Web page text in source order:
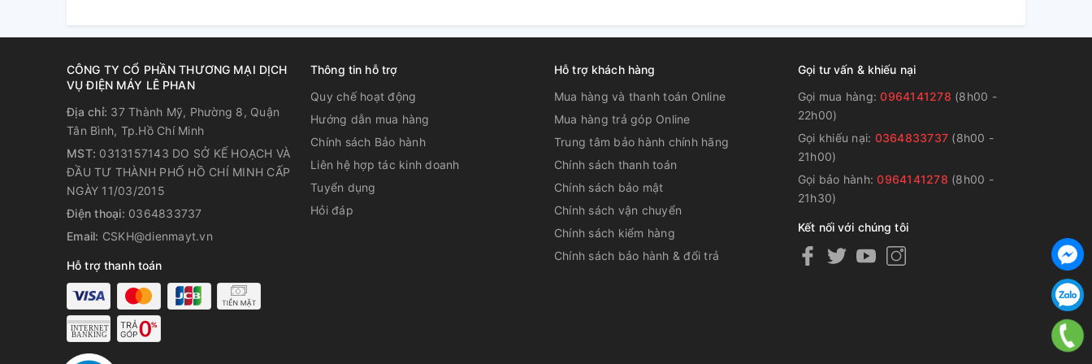
Máy nén của Daikin được phát triển và sản xuất chính hãng có thể tiết kiệm 30% điện năng so
với model không inverter.
Chống Ăn Mòn Và Mưa Axit
Cánh tản nhiệt chống ăn mòn theo tiêu chuẩn JRA9002 của Hiệp hội ngành Điều hòa không khí
và điện lạnh Nhật Bản. Bề mặt được phủ một lớp nhựa acrylic mỏng để gia tăng khả năng chống
chịu của cánh tản nhiệt đối với mưa axit và ăn mòn do muối. Bản mạch chính là bộ não của máy
điều hòa, được bảo vệ bằng một lớp phủ chống ẩm. Tất cả thanh kim loại, bao gồm khung đáy,
đều được phủ chống ăn mòn. Ngoài ra, Dàn nóng Daikin sử dụng ốc và tán chống ăn mòn, đã
vượt qua Phương pháp thử nghiệm ăn mòn dành cho vật liệu ô tô JASOM609.
Hoạt Động Trong Điều Kiện Áp Biến Động Quá Cao Hoặc Quá Thấp Mà
Không Xảy Ra Sự Cố
CÔNG TY CỔ PHẦN THƯƠNG MẠI DỊCH
VỤ ĐIỆN MÁY LÊ PHAN
Địa chỉ: 37 Thành Mỹ, Phường 8, Quận
Tân Bình, Tp.Hồ Chí Minh
MST: 0313157143 DO SỞ KẾ HOẠCH VÀ
ĐẦU TƯ THÀNH PHỐ HỒ CHÍ MINH CẤP
NGÀY 11/03/2015
Điện thoại: 0364833737
Email: CSKH@dienmayt.vn
Hỗ trợ thanh toán
Thông tin hỗ trợ
Quy chế hoạt động
Hướng dẫn mua hàng
Chính sách Bảo hành
Liên hệ hợp tác kinh doanh
Tuyển dụng
Hỏi đáp
Hỗ trợ khách hàng
Mua hàng và thanh toán Online
Mua hàng trả góp Online
Trung tâm bảo hành chính hãng
Chính sách thanh toán
Chính sách bảo mật
Chính sách vận chuyển
Chính sách kiểm hàng
Chính sách bảo hành & đổi trả
Gọi tư vấn & khiếu nại
Gọi mua hàng:0964141278 (8h00 -
22h00)
Gọi khiếu nại: 0364833737 (8h00 -
21h00)
Gọi bảo hành:0964141278 (8h00 -
21h30)
Kết nối với chúng tôi